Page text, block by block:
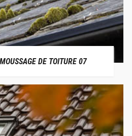
DE TOITURE 07